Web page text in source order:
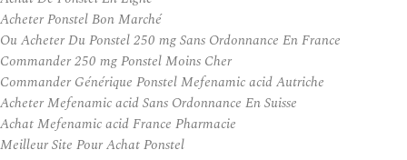
Acheter Ponstel Bon Marché
Ou Acheter Du Ponstel 250 mg Sans Ordonnance En France
Commander 250 mg Ponstel Moins Cher
Commander Générique Ponstel Mefenamic acid Autriche
Acheter Mefenamic acid Sans Ordonnance En Suisse
Achat Mefenamic acid France Pharmacie
Meilleur Site Pour Achat Ponstel